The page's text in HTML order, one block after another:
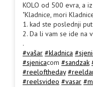
KOLO od 500 evra, a
"Kladnice, mori
1. kad ste poslednji
2. Da li vam se ide na
.
#vašar #kladnica
#sjenicacom #sandzak
#reeloftheday
#reelsvideo #vasar